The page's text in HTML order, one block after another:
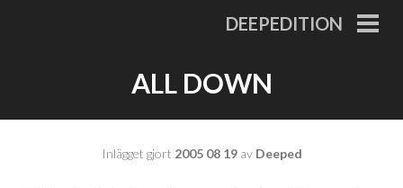
DEEPEDITION
ALL DOWN
Inlägget gjort 2005 08 19av Deeped